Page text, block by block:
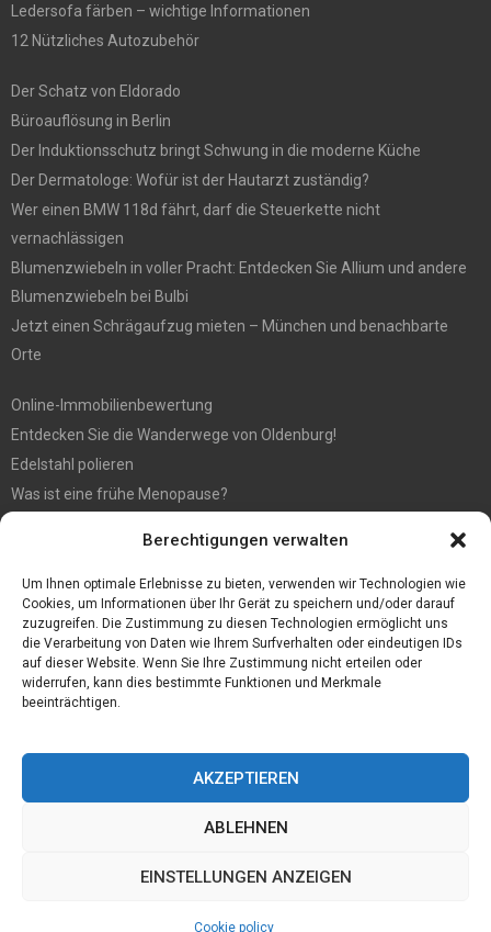
Berechtigungen verwalten
Um Ihnen optimale Erlebnisse zu bieten, verwenden wir Technologien wie
Cookies, um Informationen über Ihr Gerät zu speichern und/oder darauf
zuzugreifen. Die Zustimmung zu diesen Technologien ermöglicht uns
die Verarbeitung von Daten wie Ihrem Surfverhalten oder eindeutigen IDs
auf dieser Website. Wenn Sie Ihre Zustimmung nicht erteilen oder
widerrufen, kann dies bestimmte Funktionen und Merkmale
beeinträchtigen.
AKZEPTIEREN
ABLEHNEN
EINSTELLUNGEN ANZEIGEN
Cookie policy
Ledersofa färben – wichtige Informationen
12 Nützliches Autozubehör
Der Schatz von Eldorado
Büroauflösung in Berlin
Der Induktionsschutz bringt Schwung in die moderne Küche
Der Dermatologe: Wofür ist der Hautarzt zuständig?
Wer einen BMW 118d fährt, darf die Steuerkette nicht
vernachlässigen
Blumenzwiebeln in voller Pracht: Entdecken Sie Allium und andere
Blumenzwiebeln bei Bulbi
Jetzt einen Schrägaufzug mieten – München und benachbarte
Orte
Online-Immobilienbewertung
Entdecken Sie die Wanderwege von Oldenburg!
Edelstahl polieren
Was ist eine frühe Menopause?
Tipps für günstige Parkplätze am Flughafen Köln
5 Dinge, die Sie tun müssen, wenn Sie nach Ibiza reisen